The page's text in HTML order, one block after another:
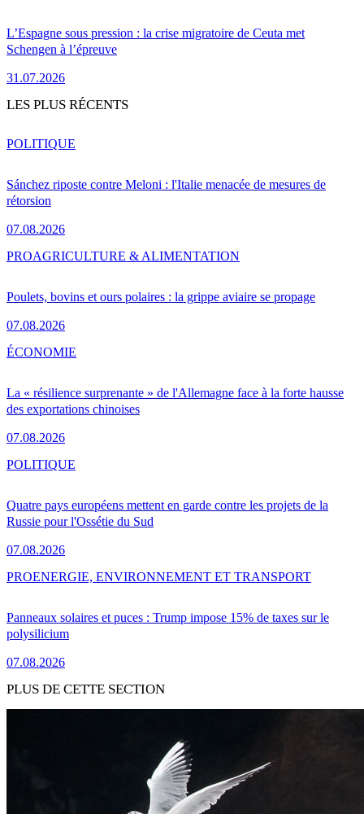
L’Espagne sous pression : la crise migratoire de Ceuta met
Schengen à l’épreuve
31.07.2026
LES PLUS RÉCENTS
Sánchez riposte contre Meloni : l'Italie menacée de mesures de
rétorsion
07.08.2026
POLITIQUE
Poulets, bovins et ours polaires : la grippe aviaire se propage
07.08.2026
PROAGRICULTURE & ALIMENTATION
La « résilience surprenante » de l'Allemagne face à la forte hausse
des exportations chinoises
07.08.2026
ÉCONOMIE
Quatre pays européens mettent en garde contre les projets de la
Russie pour l'Ossétie du Sud
07.08.2026
POLITIQUE
Panneaux solaires et puces : Trump impose 15% de taxes sur le
polysilicium
07.08.2026
PROENERGIE, ENVIRONNEMENT ET TRANSPORT
PLUS DE CETTE SECTION